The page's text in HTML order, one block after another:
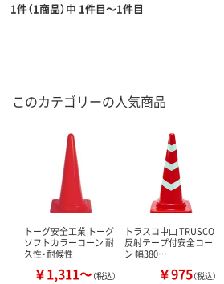
1件（1商品）中 1件目～1件目
このカテゴリーの人気商品
トーグ安全工業 トーグ
ソフトカラーコーン 耐
久性・耐候性
￥1,311～（税込）
トラスコ中山 TRUSCO
反射テープ付安全コー
ン 幅380…
￥975（税込）